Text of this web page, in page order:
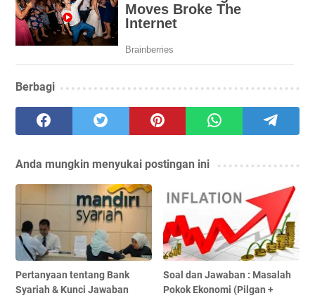
Berbagi
Anda mungkin menyukai postingan ini
Pertanyaan tentang Bank
Syariah & Kunci Jawaban
Soal dan Jawaban : Masalah
Pokok Ekonomi (Pilgan +